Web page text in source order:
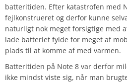
batteritiden. Efter katastrofen med
fejlkonstrueret og derfor kunne
naturligt nok meget forsigtige med
lade batteriet fylde for meget af
plads til at komme af med varmen.
Batteritiden på Note 8 var derfor
ikke mindst viste sig, når man